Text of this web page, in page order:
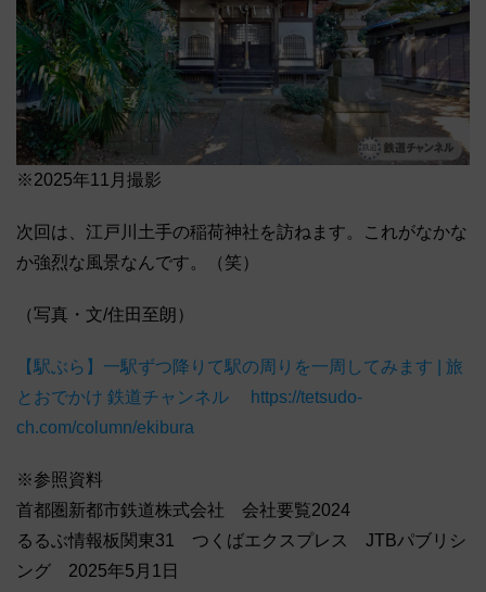
※2025年11月撮影
次回は、江戸川土手の稲荷神社を訪ねます。これがなかな
か強烈な風景なんです。（笑）
（写真・文/住田至朗）
【駅ぶら】一駅ずつ降りて駅の周りを一周してみます | 旅
とおでかけ 鉄道チャンネル https://tetsudo-
ch.com/column/ekibura
※参照資料
首都圏新都市鉄道株式会社 会社要覧2024
るるぶ情報板関東31 つくばエクスプレス JTBパブリシ
ング 2025年5月1日